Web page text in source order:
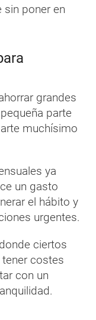
sin poner en
grandes
parte
muchísimo
ya
un gasto
el hábito y
urgentes.
ciertos
costes
con un